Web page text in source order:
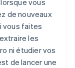
vous
de nouveaux
vous faites
les
ni étudier vos
de lancer une